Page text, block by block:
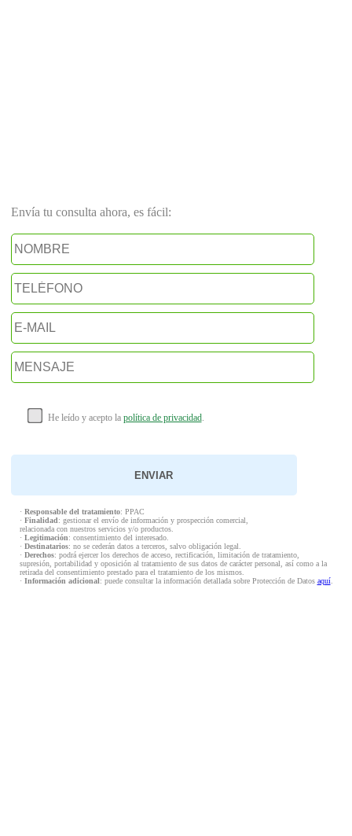
Envía tu consulta ahora, es fácil:
He leído y acepto la política de privacidad.
· Responsable del tratamiento: PPAC
· Finalidad: gestionar el envío de información y prospección comercial,
relacionada con nuestros servicios y/o productos.
· Legitimación: consentimiento del interesado.
· Destinatarios: no se cederán datos a terceros, salvo obligación legal.
· Derechos: podrá ejercer los derechos de acceso, rectificación, limitación de tratamiento,
supresión, portabilidad y oposición al tratamiento de sus datos de carácter personal, así como a la
retirada del consentimiento prestado para el tratamiento de los mismos.
· Información adicional: puede consultar la información detallada sobre Protección de Datos aquí.